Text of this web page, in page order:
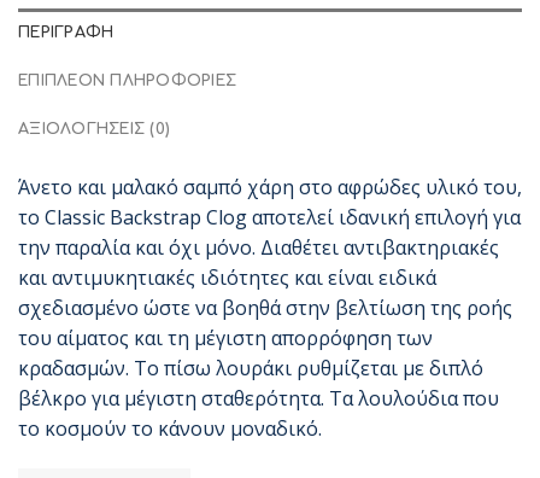
ΠΕΡΙΓΡΑΦΉ
ΕΠΙΠΛΈΟΝ ΠΛΗΡΟΦΟΡΊΕΣ
ΑΞΙΟΛΟΓΉΣΕΙΣ (0)
Άνετο και μαλακό σαμπό χάρη στο αφρώδες υλικό του,
το Classic Backstrap Clog αποτελεί ιδανική επιλογή για
την παραλία και όχι μόνο. Διαθέτει αντιβακτηριακές
και αντιμυκητιακές ιδιότητες και είναι ειδικά
σχεδιασμένο ώστε να βοηθά στην βελτίωση της ροής
του αίματος και τη μέγιστη απορρόφηση των
κραδασμών. Το πίσω λουράκι ρυθμίζεται με διπλό
βέλκρο για μέγιστη σταθερότητα. Τα λουλούδια που
το κοσμούν το κάνουν μοναδικό.